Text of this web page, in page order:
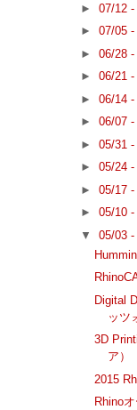
► 07/12
► 07/05
► 06/28
► 06/21
► 06/14 -
► 06/07
► 05/31
► 05/24
► 05/17
► 05/10
▼ 05/03
Digital
ッツ
3D
ア）
2015
Rhino